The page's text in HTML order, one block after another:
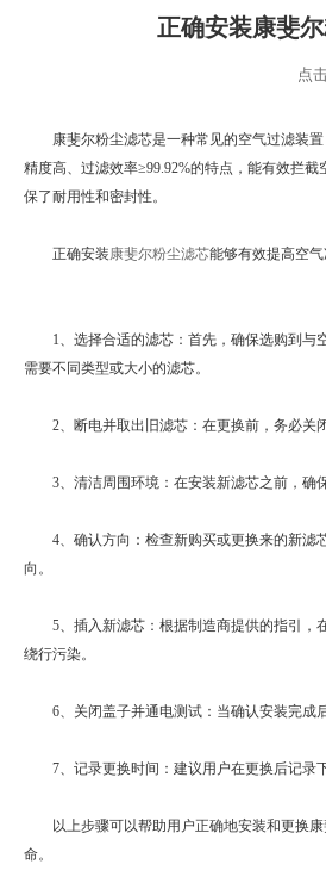
正确安装康斐
点
康斐尔粉尘滤芯是一种常见的空气过滤装置
精度高、过滤效率≥99.92%的特点，能有效拦
保了耐用性和密封性。
正确安装康斐尔粉尘滤芯能够有效提高空
1、选择合适的滤芯：首先，确保选购到与
需要不同类型或大小的滤芯。
2、断电并取出旧滤芯：在更换前，务必关闭
3、清洁周围环境：在安装新滤芯之前，确保
4、确认方向：检查新购买或更换来的新滤
向。
5、插入新滤芯：根据制造商提供的指引，
绕行污染。
6、关闭盖子并通电测试：当确认安装完成后
7、记录更换时间：建议用户在更换后记录下
以上步骤可以帮助用户正确地安装和更换康
命。